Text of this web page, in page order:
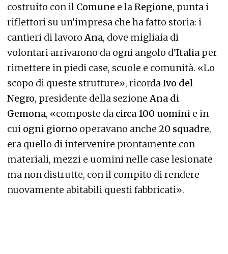
costruito con il Comune e laRegione, punta i
riflettori su un’impresa che ha fatto storia: i
cantieri di lavoroAna, dove migliaia di
volontari arrivarono da ogni angolo d’Italia per
rimettere in piedi case, scuole e comunità. «Lo
scopo di queste strutture», ricordaIvo del
Negro, presidente della sezioneAna di
Gemona, «composte da circa 100 uomini e in
cui ogni giorno operavano anche 20 squadre,
era quello di intervenire prontamente con
materiali, mezzi e uomini nelle case lesionate
ma non distrutte, con il compito di rendere
nuovamente abitabili questi fabbricati».